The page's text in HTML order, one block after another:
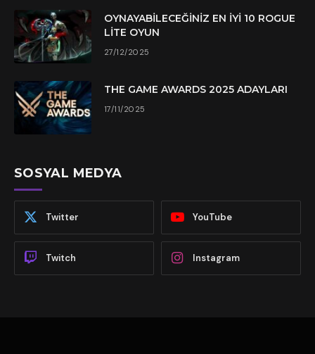
OYNAYABILECEĞINIZ EN İYI 10 ROGUE
LITE OYUN
27/12/2025
THE GAME AWARDS 2025 ADAYLARI
17/11/2025
SOSYAL MEDYA
Twitter YouTube
Twitch Instagram